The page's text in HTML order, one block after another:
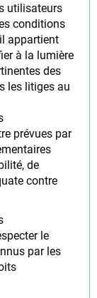
utilisateurs
conditions
appartient
à la lumière
des
les litiges au
prévues par
de
contre
le
par les